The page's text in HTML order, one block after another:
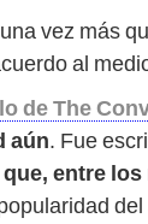
vez más
al
de The
aún. Fue
entre